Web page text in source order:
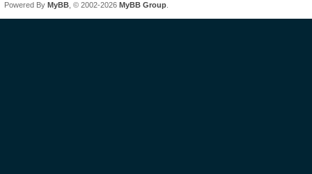
Powered By MyBB , © 2002-2026 MyBB Group